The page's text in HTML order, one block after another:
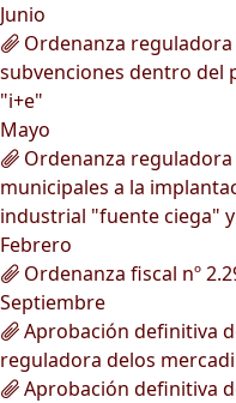
Junio
Ordenanza
subvenciones dentro del
"i+e"
Mayo
Ordenanza
municipales a la
industrial "fuente ciega"
Febrero
Ordenanza fiscal nº
Septiembre
Aprobación definitiva
reguladora delos
Aprobación definitiva